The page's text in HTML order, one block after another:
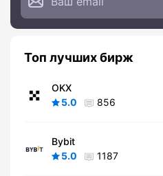
Топ лучших бирж
OKX
5.0
856
Bybit
5.0
1187